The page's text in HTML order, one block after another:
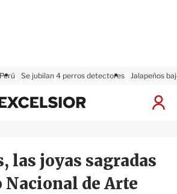
Se jubilan 4 perros detectores Jalapeños
I
x
i
o
r
las joyas sagradas
Nacional de Arte